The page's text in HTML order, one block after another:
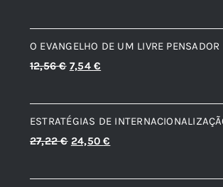
original
era:
atual
é:
O EVANGELHO DE UM LIVRE PENSADOR
12,56€ O
original
era:
12,56 €.
7,54 €
atual
é:
7,54 €.
ESTRATÉGIAS DE
27,22€ O
original
24,50€
atual